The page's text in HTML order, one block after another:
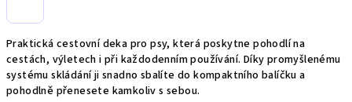
Praktická cestovní deka pro psy, která poskytne pohodlí na
cestách, výletech i při každodenním používání. Díky promyšlenému
systému skládání ji snadno sbalíte do kompaktního balíčku a
pohodlně přenesete kamkoliv s sebou.